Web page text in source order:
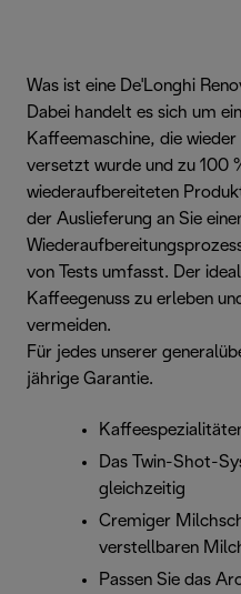
Was ist eine De'Longhi
Dabei handelt es sich um
Kaffeemaschine, die wieder
versetzt wurde und zu 100
wiederaufbereiteten
der Auslieferung an Sie
von Tests umfasst. Der
Kaffeegenuss zu erleben
vermeiden.
Für jedes unserer
jährige Garantie.
Das Twin-Shot-
gleichzeitig
Cremiger
verstellbaren
Passen Sie das